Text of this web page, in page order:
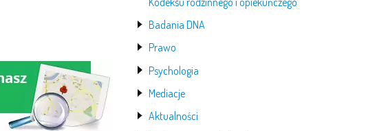
Badania DNA
Prawo
Psychologia
Mediacje
Aktualności